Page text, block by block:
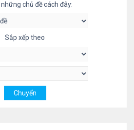
những chủ đề cách đây:
Sắp xếp theo